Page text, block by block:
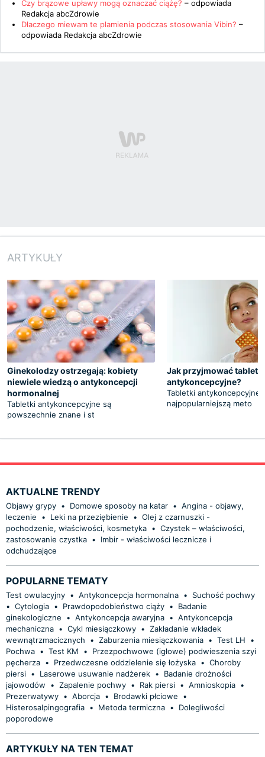
Czy brązowe upławy mogą oznaczać ciążę? – odpowiada
Redakcja abcZdrowie
Dlaczego miewam te plamienia podczas stosowania Vibin? –
odpowiada Redakcja abcZdrowie
ARTYKUŁY
Ginekolodzy ostrzegają: kobiety
niewiele wiedzą o antykoncepcji
hormonalnej
Tabletki antykoncepcyjne są
powszechnie znane i st
Jak przyjmować tabletki
antykoncepcyjne?
Tabletki antykoncepcyjne
najpopularniejszą meto
AKTUALNE TRENDY
Objawy grypy • Domowe sposoby na katar • Angina - objawy,
leczenie
• Leki na przeziębienie • Olej z czarnuszki -
pochodzenie, właściwości, kosmetyka • Czystek – właściwości,
zastosowanie czystka •
Imbir - właściwości lecznicze i
odchudzające
POPULARNE TEMATY
Test owulacyjny • Antykoncepcja hormonalna •
Suchość pochwy
• Cytologia • Prawdopodobieństwo ciąży •
Badanie
ginekologiczne
• Antykoncepcja awaryjna • Antykoncepcja
mechaniczna • Cykl miesiączkowy • Zakładanie wkładek
wewnątrzmacicznych
• Zaburzenia miesiączkowania • Test LH
•
Pochwa • Test KM •
Przezpochwowe (igłowe) podwieszenia szyi
pęcherza • Przedwczesne oddzielenie się łożyska • Choroby
piersi • Laserowe usuwanie nadżerek •
Badanie drożności
jajowodów
• Zapalenie pochwy • Rak piersi • Amnioskopia •
Prezerwatywy • Aborcja • Brodawki płciowe
•
Histerosalpingografia • Metoda termiczna •
Dolegliwości
poporodowe
ARTYKUŁY NA TEN TEMAT